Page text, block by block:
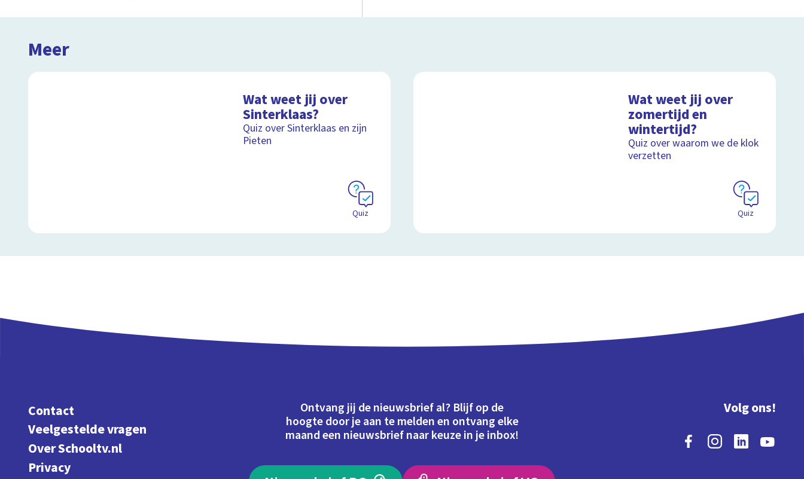
Meer
Wat weet jij over
Sinterklaas?
Quiz over Sinterklaas en zijn
Pieten
Quiz
Wat weet jij over
zomertijd en
wintertijd?
Quiz over waarom we de klok
verzetten
Quiz
Contact
Veelgestelde vragen
Over Schooltv.nl
Privacy
Ontvang jij de nieuwsbrief al? Blijf op de
hoogte door je aan te melden en ontvang elke
maand een nieuwsbrief naar keuze in je inbox!
Volg ons!